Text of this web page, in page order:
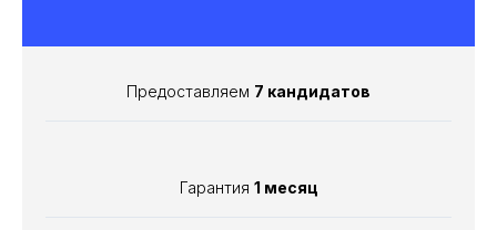
Предоставляем 7 кандидатов
Гарантия 1 месяц